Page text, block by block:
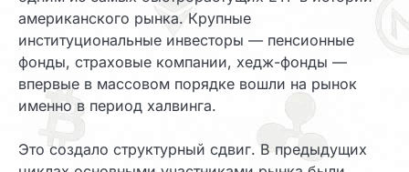
американского рынка. Крупные
институциональные инвесторы — пенсионные
фонды, страховые компании, хедж-фонды —
впервые в массовом порядке вошли на рынок
именно в период халвинга.
Это создало структурный сдвиг. В предыдущих